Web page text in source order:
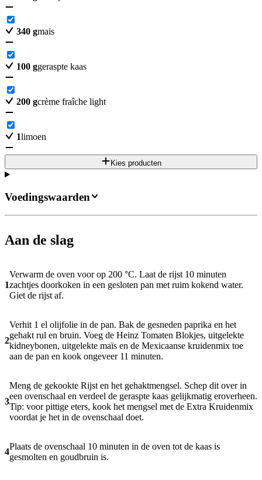
340 gmais
100 ggeraspte kaas
200 gcrème fraîche light
1limoen
Kies producten
Aan de slag
1
Verwarm de oven voor op 200 °C. Laat de rijst 10 minuten
zachtjes doorkoken in een gesloten pan met ruim kokend water.
Giet de rijst af.
2
Verhit 1 el olijfolie in de pan. Bak de gesneden paprika en het
gehakt rul en bruin. Voeg de Heinz Tomaten Blokjes, uitgelekte
kidneybonen, uitgelekte maïs en de Mexicaanse kruidenmix toe
aan de pan en kook ongeveer 11 minuten.
3
Meng de gekookte Rijst en het gehaktmengsel. Schep dit over in
een ovenschaal en verdeel de geraspte kaas gelijkmatig eroverheen.
Tip: voor pittige eters, kook het mengsel met de Extra Kruidenmix
voordat je het in de ovenschaal doet.
4
Plaats de ovenschaal 10 minuten in de oven tot de kaas is
gesmolten en goudbruin is.
Voedingswaarden